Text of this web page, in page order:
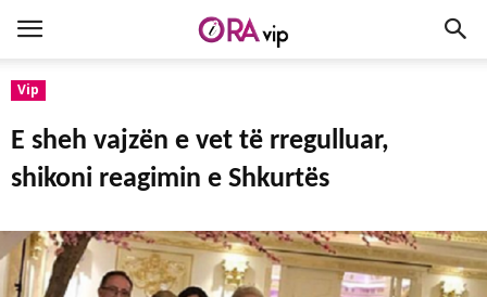
Vip
E sheh vajzën e vet të rregulluar,
shikoni reagimin e Shkurtës